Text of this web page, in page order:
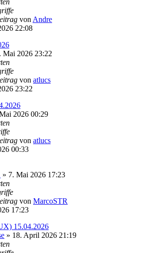
von Andre
22:08
Mai 2026 23:22
von atlucs
23:22
2026 00:29
von atlucs
00:33
» 7. Mai 2026 17:23
von MarcoSTR
17:23
15.04.2026
» 18. April 2026 21:19